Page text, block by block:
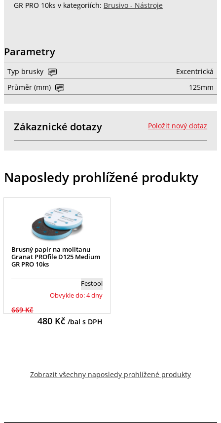
GR PRO 10ks v kategoriích: Brusivo - Nástroje
Parametry
Typ brusky
Excentrická
Průměr (mm)
125mm
Položit nový dotaz
Zákaznické dotazy
Naposledy prohlížené produkty
Brusný papír na molitanu
Granat PROfile D125 Medium
GR PRO 10ks
Festool
Obvykle do: 4 dny
669 Kč
480Kč /bal s DPH
Zobrazit všechny naposledy prohlížené produkty